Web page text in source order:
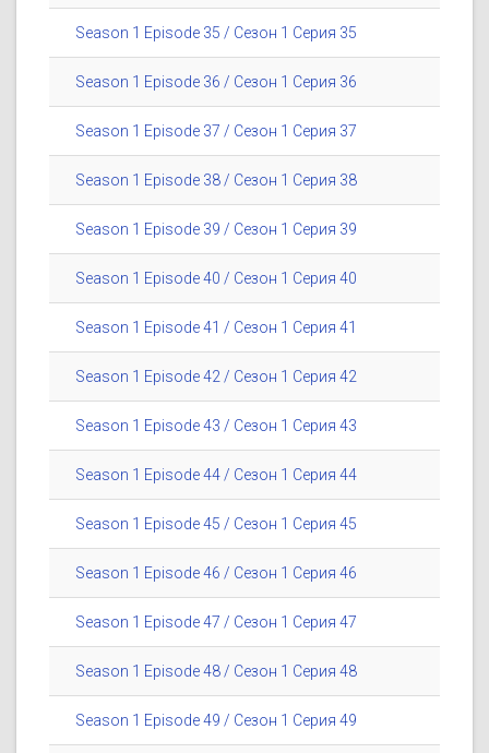
Season 1 Episode 35 / Сезон 1 Серия 35
Season 1 Episode 36 / Сезон 1 Серия 36
Season 1 Episode 37 / Сезон 1 Серия 37
Season 1 Episode 38 / Сезон 1 Серия 38
Season 1 Episode 39 / Сезон 1 Серия 39
Season 1 Episode 40 / Сезон 1 Серия 40
Season 1 Episode 41 / Сезон 1 Серия 41
Season 1 Episode 42 / Сезон 1 Серия 42
Season 1 Episode 43 / Сезон 1 Серия 43
Season 1 Episode 44 / Сезон 1 Серия 44
Season 1 Episode 45 / Сезон 1 Серия 45
Season 1 Episode 46 / Сезон 1 Серия 46
Season 1 Episode 47 / Сезон 1 Серия 47
Season 1 Episode 48 / Сезон 1 Серия 48
Season 1 Episode 49 / Сезон 1 Серия 49